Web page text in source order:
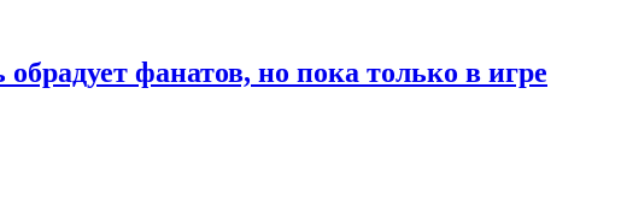
фанатов, но пока только в игре